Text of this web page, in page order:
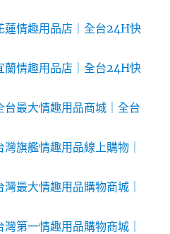
蓮情趣用品店｜全台24H快
蘭情趣用品店｜全台24H快
台最大情趣用品商城｜全台
灣旗艦情趣用品線上購物｜
灣最大情趣用品購物商城｜
灣第一情趣用品購物商城｜